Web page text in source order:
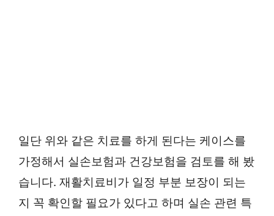
일단 위와 같은 치료를 하게 된다는 케이스를
가정해서 실손보험과 건강보험을 검토를 해 봤
습니다. 재활치료비가 일정 부분 보장이 되는
지 꼭 확인할 필요가 있다고 하며 실손 관련 특